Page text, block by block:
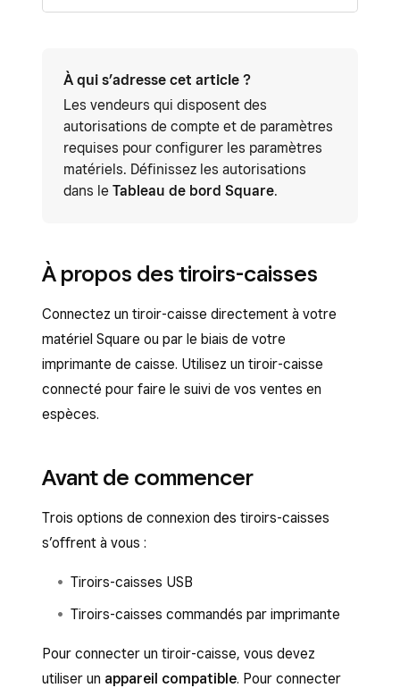
À qui s’adresse cet article ?
Les vendeurs qui disposent des
autorisations de compte et de paramètres
requises pour configurer les paramètres
matériels. Définissez les autorisations
dans le Tableau de bord Square.
À propos des tiroirs-caisses
Connectez un tiroir-caisse directement à votre
matériel Square ou par le biais de votre
imprimante de caisse. Utilisez un tiroir-caisse
connecté pour faire le suivi de vos ventes en
espèces.
Avant de commencer
Trois options de connexion des tiroirs-caisses
s’offrent à vous :
Tiroirs-caisses USB
Tiroirs-caisses commandés par imprimante
Pour connecter un tiroir-caisse, vous devez
utiliser un appareil compatible. Pour connecter